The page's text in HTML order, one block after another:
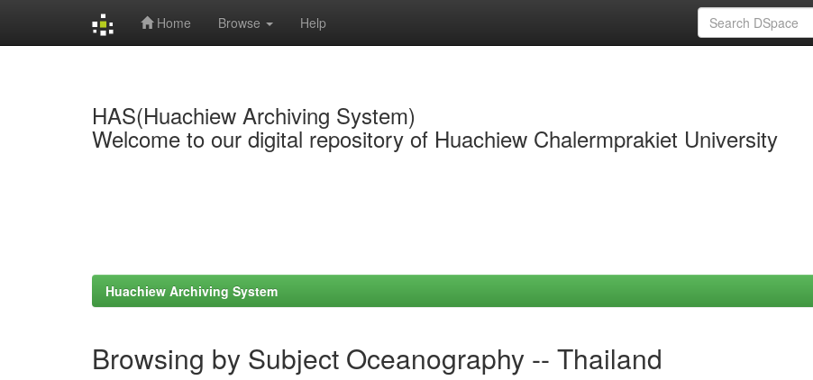
Home Browse Help
HAS(Huachiew Archiving System)
Welcome to our digital repository of Huachiew Chalermprakiet University
Huachiew Archiving System
Browsing by Subject Oceanography -- Thailand